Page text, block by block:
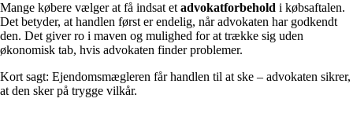
Mange købere vælger at få indsat etadvokatforbehold i købsaftalen.
Det betyder, at handlen først er endelig, når advokaten har godkendt
den. Det giver ro i maven og mulighed for at trække sig uden
økonomisk tab, hvis advokaten finder problemer.
Kort sagt: Ejendomsmægleren får handlen til at ske – advokaten sikrer,
at den sker på trygge vilkår.